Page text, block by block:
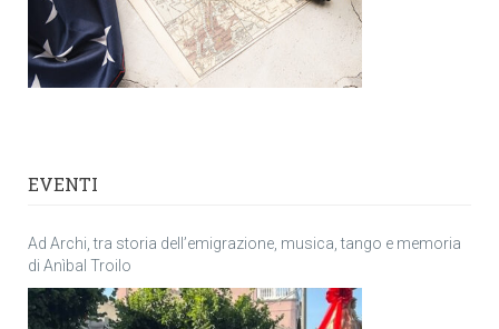
EVENTI
Ad Archi, tra storia dell’emigrazione, musica, tango e memoria
di Anìbal Troilo